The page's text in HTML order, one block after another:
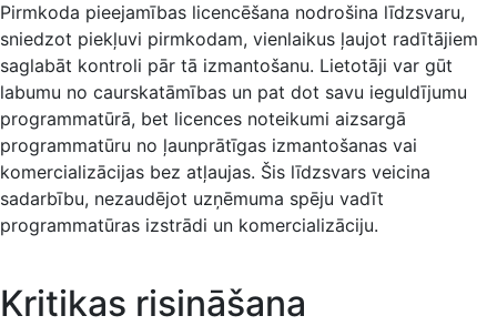
Pirmkoda pieejamības licencēšana nodrošina līdzsvaru,
sniedzot piekļuvi pirmkodam, vienlaikus ļaujot radītājiem
saglabāt kontroli pār tā izmantošanu. Lietotāji var gūt
labumu no caurskatāmības un pat dot savu ieguldījumu
programmatūrā, bet licences noteikumi aizsargā
programmatūru no ļaunprātīgas izmantošanas vai
komercializācijas bez atļaujas. Šis līdzsvars veicina
sadarbību, nezaudējot uzņēmuma spēju vadīt
programmatūras izstrādi un komercializāciju.
Kritikas risināšana